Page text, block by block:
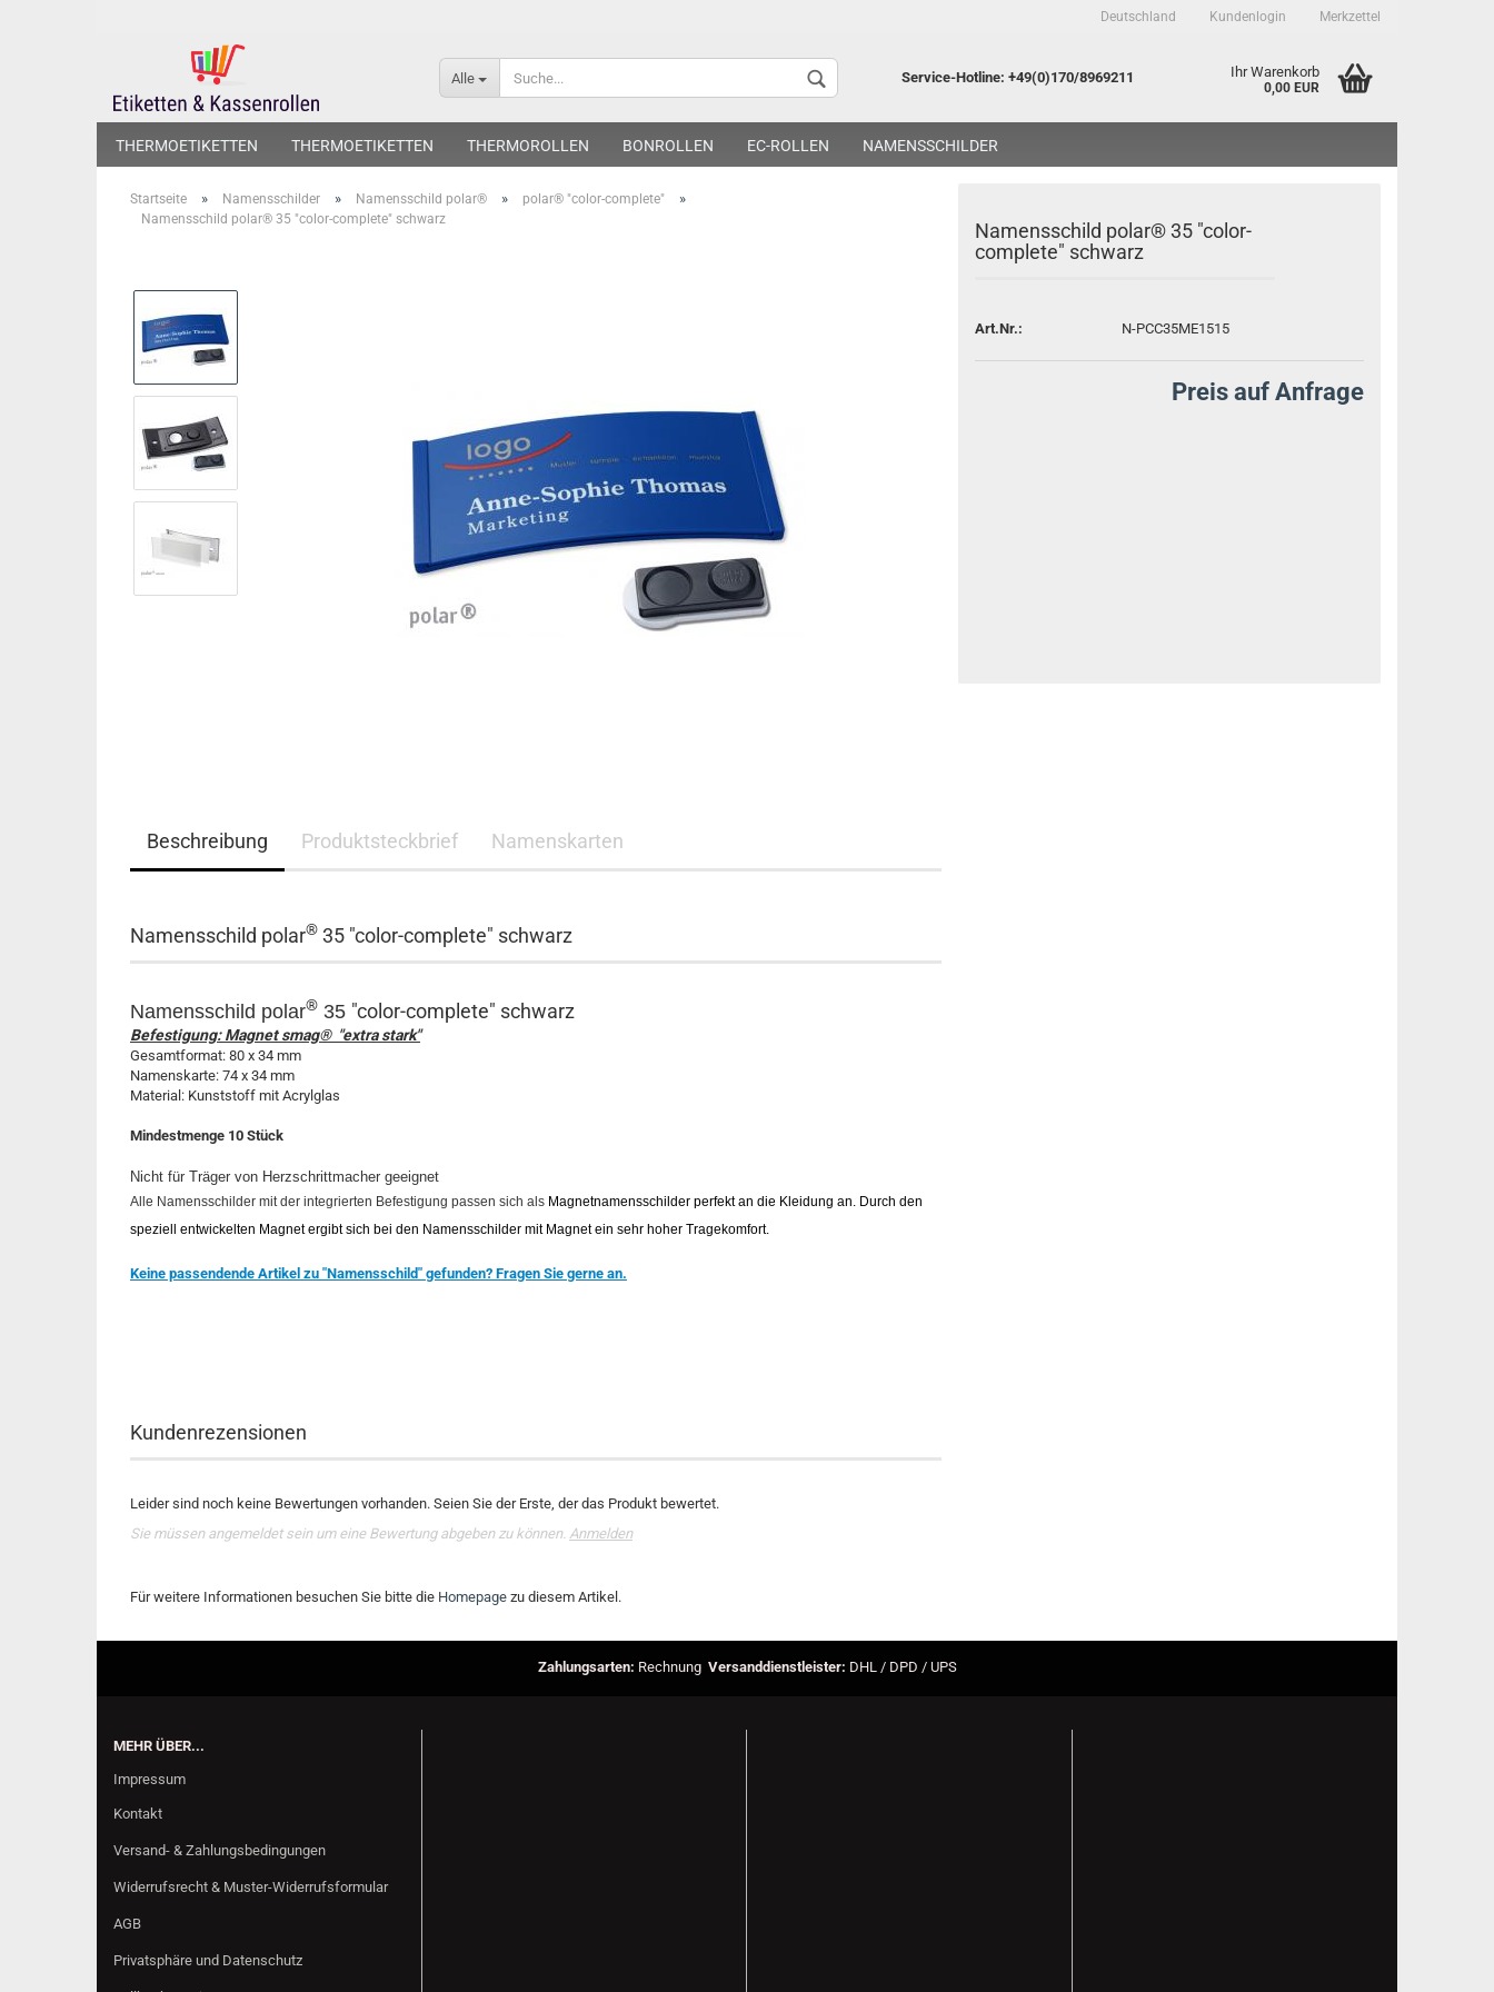
Deutschland Kundenlogin
Konto erstellen
Merkzettel
Alle Service-Hotline: +49(0)170/8969211 Ihr Warenkorb
0,00 EUR
THERMOETIKETTEN THERMOETIKETTEN THERMOROLLEN BONROLLEN EC-ROLLEN NAMENSSCHILDER
Startseite » Namensschilder » Namensschild polar® » polar® "color-complete" »
Namensschild polar® 35 "color-complete" schwarz
Namensschild polar® 35 "color-
complete" schwarz
Art.Nr.: N-PCC35ME1515
Preis auf Anfrage
Beschreibung Produktsteckbrief Namenskarten
Namensschild polar® 35 "color-complete" schwarz
Namensschild polar® 35 "color-complete" schwarz
Befestigung: Magnet smag® "extra stark"
Gesamtformat: 80 x 34 mm
Namenskarte: 74 x 34 mm
Material: Kunststoff mit Acrylglas
Mindestmenge 10 Stück
Nicht für Träger von Herzschrittmacher geeignet
Alle Namensschilder mit der integrierten Befestigung passen sich als Magnetnamensschilder perfekt an die Kleidung an. Durch den
speziell entwickelten Magnet ergibt sich bei den Namensschilder mit Magnet ein sehr hoher Tragekomfort.
Keine passendende Artikel zu "Namensschild" gefunden? Fragen Sie gerne an.
Kundenrezensionen
Leider sind noch keine Bewertungen vorhanden. Seien Sie der Erste, der das Produkt bewertet.
Sie müssen angemeldet sein um eine Bewertung abgeben zu können. Anmelden
Für weitere Informationen besuchen Sie bitte die Homepage zu diesem Artikel.
Zahlungsarten: Rechnung Versanddienstleister: DHL / DPD / UPS
MEHR ÜBER...
Impressum
Kontakt
Versand- & Zahlungsbedingungen
Widerrufsrecht & Muster-Widerrufsformular
AGB
Privatsphäre und Datenschutz